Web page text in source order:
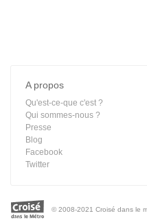
A propos
Qu'est-ce-que c'est ?
Qui sommes-nous ?
Presse
Blog
Facebook
Twitter
© 2008-2021 Croisé dans le